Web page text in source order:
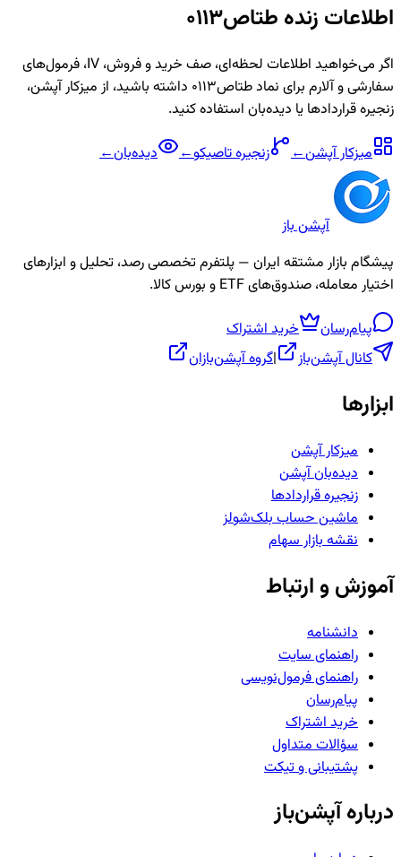
اطلاعات زنده طتاص0113
اگر می‌خواهید اطلاعات لحظه‌ای، صف خرید و فروش، IV، فرمول‌های
سفارشی و آلارم برای نمادطتاص0113
داشته باشید، از میزکار آپشن،
زنجیره قراردادها یا دیده‌بان استفاده کنید.
میزکار آپشن← زنجیرهتاصیکو← دیده‌بان←
آپشن باز
پیشگام بازار مشتقه ایران — پلتفرم تخصصی رصد، تحلیل و ابزارهای
اختیار معامله، صندوق‌های ETF و بورس کالا.
پیام‌رسان
خرید اشتراک
کانال آپشن‌باز
|گروه آپشن‌بازان
ابزارها
میزکار آپشن
دیده‌بان آپشن
زنجیره قراردادها
ماشین حساب بلک‌شولز
نقشه بازار سهام
آموزش و ارتباط
دانشنامه
راهنمای سایت
راهنمای فرمول‌نویسی
پیام‌رسان
خرید اشتراک
سؤالات متداول
پشتیبانی و تیکت
درباره آپشن‌باز